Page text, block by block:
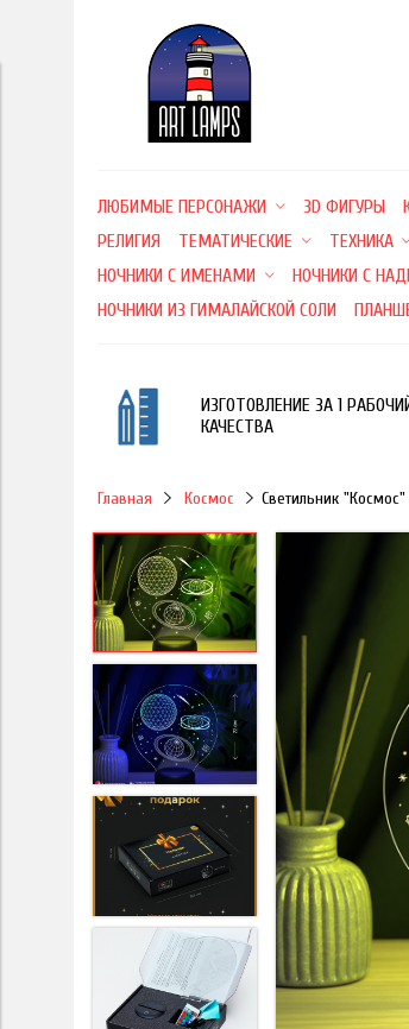
ЛЮБИМЫЕ ПЕРСОНАЖИ 3D ФИГУРЫ
РЕЛИГИЯ
ТЕМАТИЧЕСКИЕ ТЕХНИКА
НОЧНИКИ С ИМЕНАМИ
НОЧНИКИ С
НОЧНИКИ ИЗ ГИМАЛАЙСКОЙ СОЛИ
ИЗГОТОВЛЕНИЕ ЗА 1
КАЧЕСТВА
Главная Космос Светильник "Космос"